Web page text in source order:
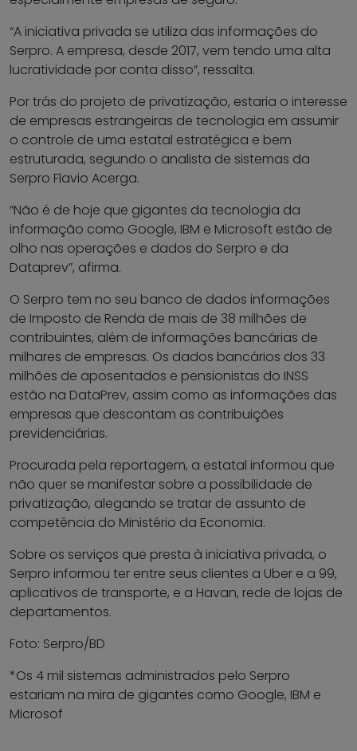
“A iniciativa privada se utiliza das informações do
Serpro. A empresa, desde 2017, vem tendo uma alta
lucratividade por conta disso”, ressalta.
Por trás do projeto de privatização, estaria o interesse
de empresas estrangeiras de tecnologia em assumir
o controle de uma estatal estratégica e bem
estruturada, segundo o analista de sistemas da
Serpro Flavio Acerga.
“Não é de hoje que gigantes da tecnologia da
informação como Google, IBM e Microsoft estão de
olho nas operações e dados do Serpro e da
Dataprev”, afirma.
O Serpro tem no seu banco de dados informações
de Imposto de Renda de mais de 38 milhões de
contribuintes, além de informações bancárias de
milhares de empresas. Os dados bancários dos 33
milhões de aposentados e pensionistas do INSS
estão na DataPrev, assim como as informações das
empresas que descontam as contribuições
previdenciárias.
Procurada pela reportagem, a estatal informou que
não quer se manifestar sobre a possibilidade de
privatização, alegando se tratar de assunto de
competência do Ministério da Economia.
Sobre os serviços que presta à iniciativa privada, o
Serpro informou ter entre seus clientes a Uber e a 99,
aplicativos de transporte, e a Havan, rede de lojas de
departamentos.
Foto: Serpro/BD
*Os 4 mil sistemas administrados pelo Serpro
estariam na mira de gigantes como Google, IBM e
Microsof